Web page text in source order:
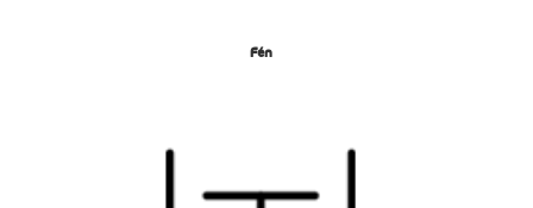
Fén